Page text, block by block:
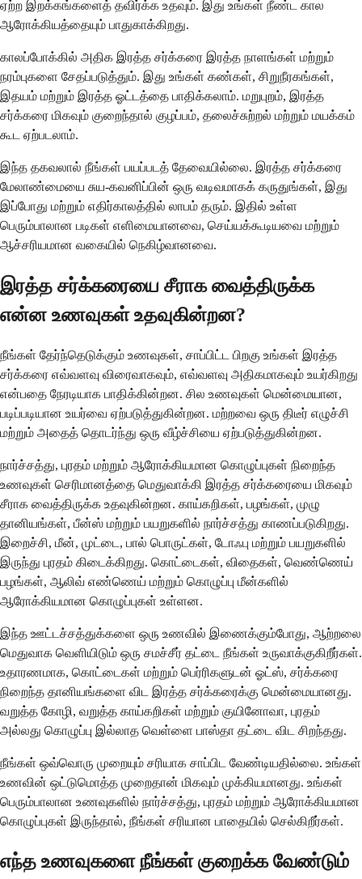
ஏற்ற இறக்கங்களைத் தவிர்க்க உதவும். இது உங்கள் நீண்ட கால
ஆரோக்கியத்தையும் பாதுகாக்கிறது.
காலப்போக்கில் அதிக இரத்த சர்க்கரை இரத்த நாளங்கள் மற்றும்
நரம்புகளை சேதப்படுத்தும். இது உங்கள் கண்கள், சிறுநீரகங்கள்,
இதயம் மற்றும் இரத்த ஓட்டத்தை பாதிக்கலாம். மறுபுறம், இரத்த
சர்க்கரை மிகவும் குறைந்தால் குழப்பம், தலைச்சுற்றல் மற்றும் மயக்கம்
கூட ஏற்படலாம்.
இந்த தகவலால் நீங்கள் பயப்படத் தேவையில்லை. இரத்த சர்க்கரை
மேலாண்மையை சுய-கவனிப்பின் ஒரு வடிவமாகக் கருதுங்கள், இது
இப்போது மற்றும் எதிர்காலத்தில் லாபம் தரும். இதில் உள்ள
பெரும்பாலான படிகள் எளிமையானவை, செய்யக்கூடியவை மற்றும்
ஆச்சரியமான வகையில் நெகிழ்வானவை.
இரத்த சர்க்கரையை சீராக வைத்திருக்க
என்ன உணவுகள் உதவுகின்றன?
நீங்கள் தேர்ந்தெடுக்கும் உணவுகள், சாப்பிட்ட பிறகு உங்கள் இரத்த
சர்க்கரை எவ்வளவு விரைவாகவும், எவ்வளவு அதிகமாகவும் உயர்கிறது
என்பதை நேரடியாக பாதிக்கின்றன. சில உணவுகள் மென்மையான,
படிப்படியான உயர்வை ஏற்படுத்துகின்றன. மற்றவை ஒரு திடீர் எழுச்சி
மற்றும் அதைத் தொடர்ந்து ஒரு வீழ்ச்சியை ஏற்படுத்துகின்றன.
நார்ச்சத்து, புரதம் மற்றும் ஆரோக்கியமான கொழுப்புகள் நிறைந்த
உணவுகள் செரிமானத்தை மெதுவாக்கி இரத்த சர்க்கரையை மிகவும்
சீராக வைத்திருக்க உதவுகின்றன. காய்கறிகள், பழங்கள், முழு
தானியங்கள், பீன்ஸ் மற்றும் பயறுகளில் நார்ச்சத்து காணப்படுகிறது.
இறைச்சி, மீன், முட்டை, பால் பொருட்கள், டோஃபு மற்றும் பயறுகளில்
இருந்து புரதம் கிடைக்கிறது. கொட்டைகள், விதைகள், வெண்ணெய்
பழங்கள், ஆலிவ் எண்ணெய் மற்றும் கொழுப்பு மீன்களில்
ஆரோக்கியமான கொழுப்புகள் உள்ளன.
இந்த ஊட்டச்சத்துக்களை ஒரு உணவில் இணைக்கும்போது, ​​ஆற்றலை
மெதுவாக வெளியிடும் ஒரு சமச்சீர் தட்டை நீங்கள் உருவாக்குகிறீர்கள்.
உதாரணமாக, கொட்டைகள் மற்றும் பெர்ரிகளுடன் ஓட்ஸ், சர்க்கரை
நிறைந்த தானியங்களை விட இரத்த சர்க்கரைக்கு மென்மையானது.
வறுத்த கோழி, வறுத்த காய்கறிகள் மற்றும் குயினோவா, புரதம்
அல்லது கொழுப்பு இல்லாத வெள்ளை பாஸ்தா தட்டை விட சிறந்தது.
நீங்கள் ஒவ்வொரு முறையும் சரியாக சாப்பிட வேண்டியதில்லை. உங்கள்
உணவின் ஒட்டுமொத்த முறைதான் மிகவும் முக்கியமானது. உங்கள்
பெரும்பாலான உணவுகளில் நார்ச்சத்து, புரதம் மற்றும் ஆரோக்கியமான
கொழுப்புகள் இருந்தால், நீங்கள் சரியான பாதையில் செல்கிறீர்கள்.
எந்த உணவுகளை நீங்கள் குறைக்க வேண்டும்